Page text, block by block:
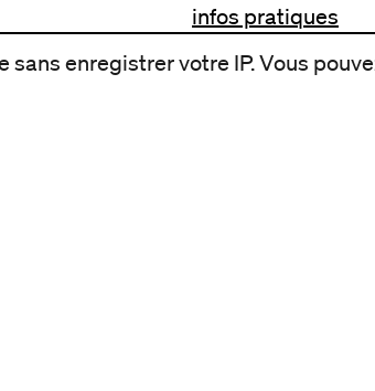
infos pratiques
nous suivre
enregistrer votre IP. Vous